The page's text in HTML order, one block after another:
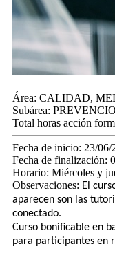
Área: CALIDAD,
Subárea:
Total horas acción
Fecha de inicio: 23/06/
Fecha de finalización:
Horario: Miércoles y
Observaciones: El
aparecen son las
conectado.
Curso bonificable en
para participantes en